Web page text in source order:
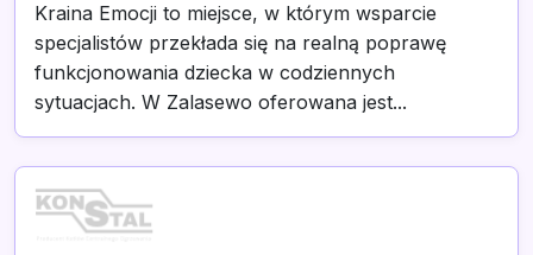
Kraina Emocji to miejsce, w którym wsparcie
specjalistów przekłada się na realną poprawę
funkcjonowania dziecka w codziennych
sytuacjach. W Zalasewo oferowana jest...